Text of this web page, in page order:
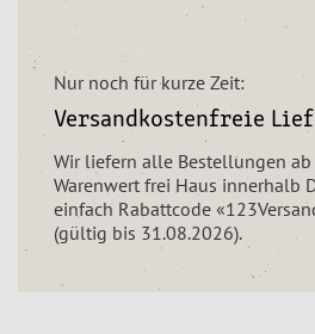
Nur noch für kurze Zeit:
Versandkostenfreie
Wir liefern alle Bestellungen
Warenwert frei Haus innerhalb
einfach Rabattcode
(gültig bis 31.08.2026).